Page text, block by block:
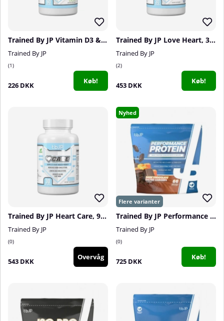
Trained By JP Vitamin D3 & K2, 60 caps
Trained By JP
1
226 DKK Køb!
Trained By JP Love Heart, 30 serv.
Trained By JP
2
453 DKK Køb!
Trained By JP Heart Care, 90 caps
Trained By JP
0
543 DKK Overvåg
Nyhed
Trained By JP Performance Protein, 2 kg
Trained By JP
0
725 DKK Køb!